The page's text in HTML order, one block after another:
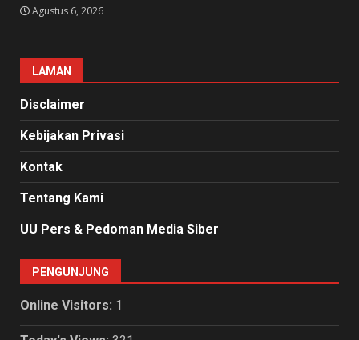
Agustus 6, 2026
LAMAN
Disclaimer
Kebijakan Privasi
Kontak
Tentang Kami
UU Pers & Pedoman Media Siber
PENGUNJUNG
Online Visitors: 1